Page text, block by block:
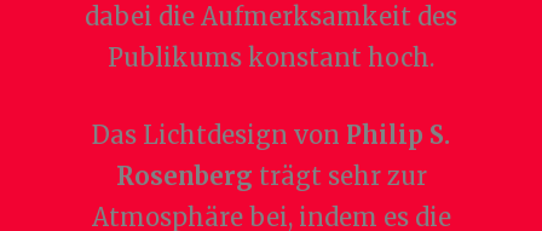
dabei die Aufmerksamkeit des
Publikums konstant hoch.
Das Lichtdesign von Philip S.
Rosenberg trägt sehr zur
Atmosphäre bei, indem es die